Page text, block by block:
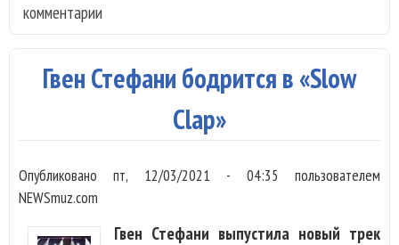
комментарии
Гвен Стефани бодрится в «Slow
Clap»
Опубликованопт, 12/03/2021 - 04:35 пользователем
NEWSmuz.com
Гвен Стефани выпустила новый трек